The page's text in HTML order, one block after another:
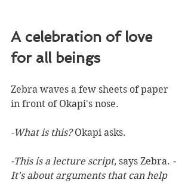
A celebration of love
for all beings
Zebra waves a few sheets of paper
in front of Okapi's nose.
-What is this? Okapi asks.
-This is a lecture script, says Zebra. -
It's about arguments that can help